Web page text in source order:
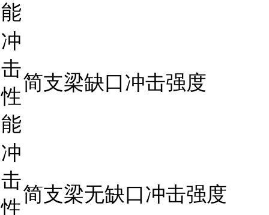
能
冲
击
性
能
简支梁缺口冲击强度
冲
击
性
简支梁无缺口冲击强度